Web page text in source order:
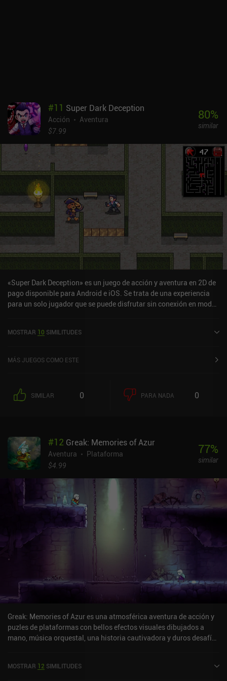
innove en la fórmula roguelite, pero es una sorpresa ingeniosa y
ágil con un movimiento excelente, armas satisfactorias y una
curva de poder constante. Una elección sólida si te apetece un
#11 Super Dark Deception
Acción
Aventura
$7.99
80%
similar
«Super Dark Deception» es un juego de acción y aventura en 2D de
pago disponible para Android e iOS. Se trata de una experiencia
para un solo jugador que se puede disfrutar sin conexión en modo
Google Play y de 4,5 sobre 5,0 en la App Store de iOS.
MOSTRAR 10 SIMILITUDES
MÁS JUEGOS COMO ESTE
SIMILAR 0 PARA NADA 0
#12 Greak: Memories of Azur
Aventura
Plataforma
$4.99
77%
similar
Greak: Memories of Azur es una atmosférica aventura de acción y
puzles de plataformas con bellos efectos visuales dibujados a
mano, música orquestal, una historia cautivadora y duros desafíos
enemigas. Jugamos como un joven que busca a sus hermanos
MOSTRAR 12 SIMILITUDES